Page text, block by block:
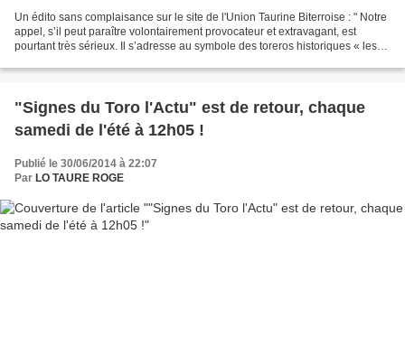
Un édito sans complaisance sur le site de l'Union Taurine Biterroise : " Notre
appel, s’il peut paraître volontairement provocateur et extravagant, est
pourtant très sérieux. Il s’adresse au symbole des toreros historiques « les
"Signes du Toro l'Actu" est de retour, chaque
samedi de l'été à 12h05 !
Publié le 30/06/2014 à 22:07
Par LO TAURE ROGE